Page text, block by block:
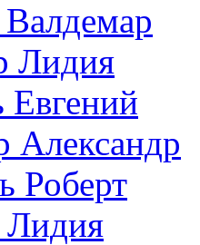
Лидия
Евгений
Александр
Роберт
Лидия